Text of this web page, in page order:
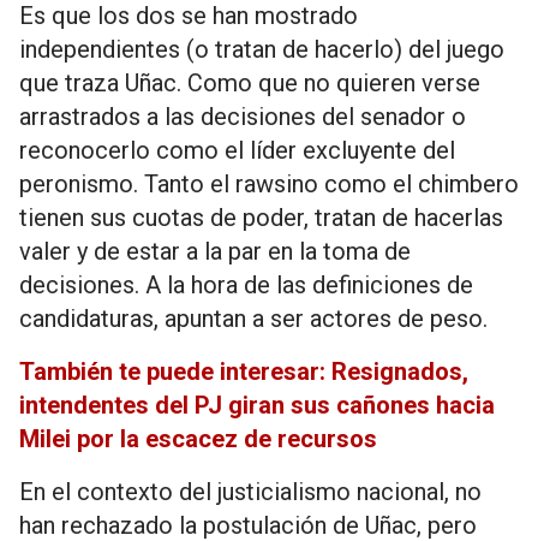
Es que los dos se han mostrado
independientes (o tratan de hacerlo) del juego
que traza Uñac. Como que no quieren verse
arrastrados a las decisiones del senador o
reconocerlo como el líder excluyente del
peronismo. Tanto el rawsino como el chimbero
tienen sus cuotas de poder, tratan de hacerlas
valer y de estar a la par en la toma de
decisiones. A la hora de las definiciones de
candidaturas, apuntan a ser actores de peso.
También te puede interesar: Resignados,
intendentes del PJ giran sus cañones hacia
Milei por la escacez de recursos
En el contexto del justicialismo nacional, no
han rechazado la postulación de Uñac, pero